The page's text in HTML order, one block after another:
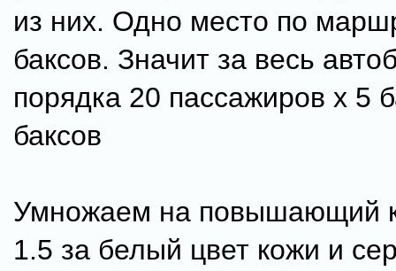
из них. Одно место по
баксов. Значит за весь
порядка 20 пассажиров х 5
баксов
Умножаем на повышающий
1.5 за белый цвет кожи и